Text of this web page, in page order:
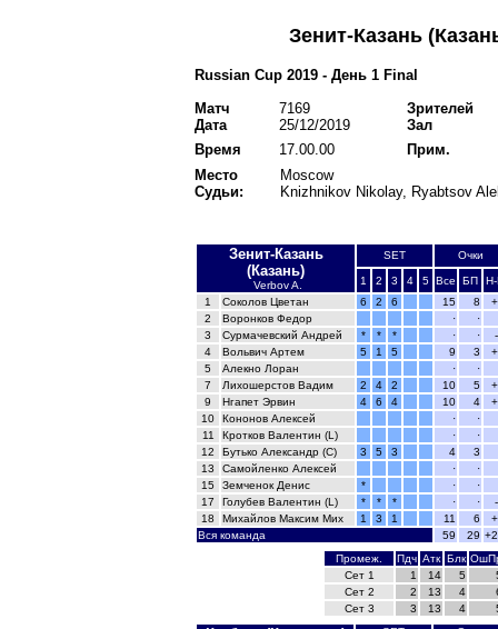
Зенит-Казань
Russian Cup 2019 - День 1 Final
Матч
7169
Зрителей
Дата
25/12/2019
Зал
Время
17.00.00
Прим.
Место
Moscow
Судьи:
Knizhnikov Nikolay, Ryabtsov
Зенит-Казань
(Казань)
Verbov A.
SET Очки
1 2 3 4 5 Все БП
1
Соколов Цветан 6 2 6 15 8
2
Воронков Федор ·
·
3
Сурмачевский Андрей * * * · ·
4
Вольвич Артем 5 1 5 9 3
5
Алекно Лоран ·
·
7
Лихошерстов Вадим 2 4 2 10 5
9
Нгапет Эрвин 4 6 4 10 4
10
Кононов Алексей ·
·
11
Кротков Валентин (L) ·
·
12
Бутько Александр (C) 3 5 3 4
3
13
Самойленко Алексей ·
·
15
Земченок Денис * ·
·
17
Голубев Валентин (L) * * * · ·
18
Михайлов Максим Мих 1 3 1 11 6
Вся команда
59 29
Промеж.
Пдч Атк Блк
Сет 1
1 14 5
Сет 2
2 13 4
Сет 3
3 13 4